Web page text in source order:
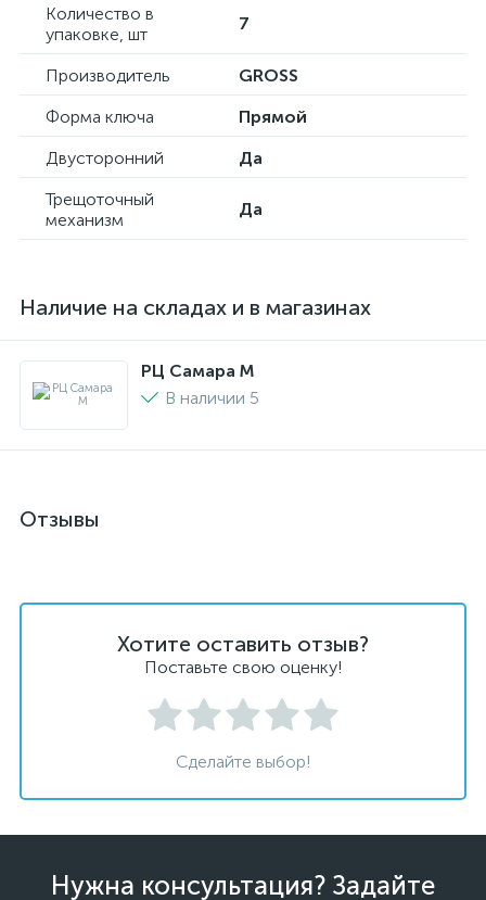
Количество в
упаковке, шт
7
Производитель
GROSS
Форма ключа
Прямой
Двусторонний
Да
Трещоточный
механизм
Да
Наличие на складах и в магазинах
РЦ Самара M
В наличии 5
Отзывы
Хотите оставить отзыв?
Поставьте свою оценку!
Сделайте выбор!
Нужна консультация? Задайте